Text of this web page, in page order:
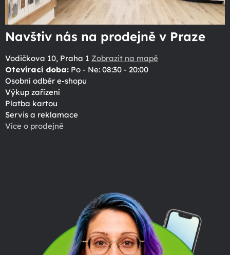
Navštiv nás na prodejně v Praze
Vodičkova 10, Praha 1 Zobrazit na mapě
Otevírací doba: Po - Ne: 08:30 - 20:00
Osobní odběr e-shopu
Výkup zařízení
Platba kartou
Servis a reklamace
Více o prodejně